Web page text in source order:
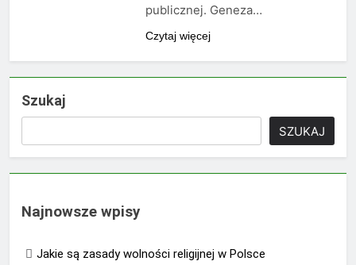
publicznej. Geneza…
Czytaj więcej
Szukaj
SZUKAJ
Najnowsze wpisy
Jakie są zasady wolności religijnej w Polsce